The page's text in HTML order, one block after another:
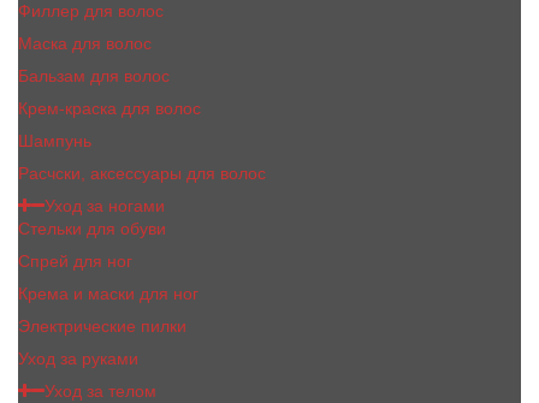
Филлер для волос
Маска для волос
Бальзам для волос
Крем-краска для волос
Шампунь
Расчски, аксессуары для волос
Уход за ногами
Стельки для обуви
Спрей для ног
Крема и маски для ног
Электрические пилки
Уход за руками
Уход за телом